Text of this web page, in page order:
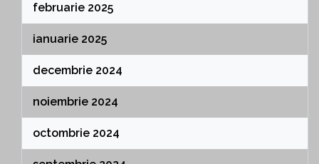
februarie 2025
ianuarie 2025
decembrie 2024
noiembrie 2024
octombrie 2024